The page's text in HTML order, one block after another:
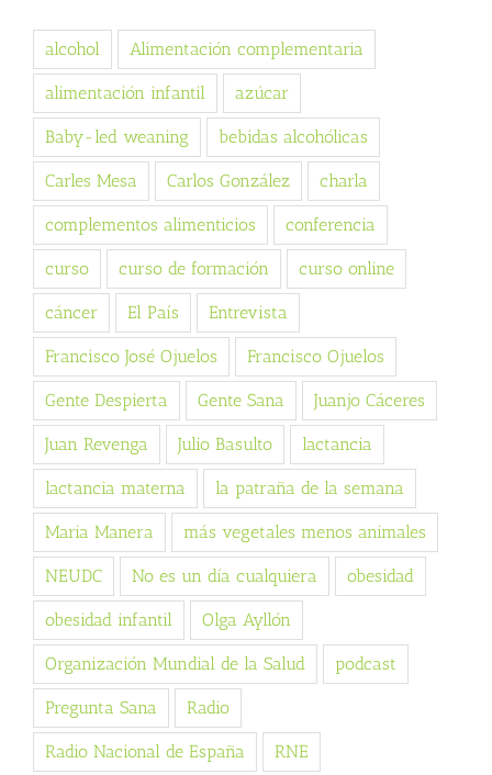
alcohol Alimentación complementaria
alimentación infantil azúcar
Baby-led weaning bebidas alcohólicas
Carles Mesa Carlos González charla
complementos alimenticios conferencia
curso curso de formación curso online
cáncer El País Entrevista
Francisco José Ojuelos Francisco Ojuelos
Gente Despierta Gente Sana Juanjo Cáceres
Juan Revenga Julio Basulto lactancia
lactancia materna la patraña de la semana
Maria Manera más vegetales menos animales
NEUDC No es un día cualquiera obesidad
obesidad infantil Olga Ayllón
Organización Mundial de la Salud podcast
Pregunta Sana Radio
Radio Nacional de España RNE